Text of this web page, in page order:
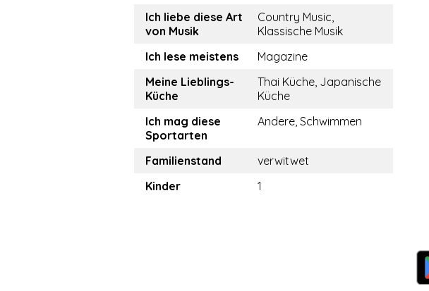
Ich liebe diese Art
von Musik
Country Music,
Klassische Musik
Ich lese meistens
Magazine
Meine Lieblings-
Küche
Thai Küche, Japanische
Küche
Ich mag diese
Sportarten
Andere, Schwimmen
Familienstand
verwitwet
Kinder
1